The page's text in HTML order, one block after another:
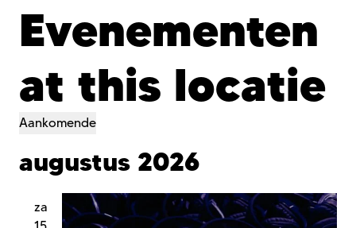
Evenementen
at this locatie
Aankomende
een
augustus 2026
za